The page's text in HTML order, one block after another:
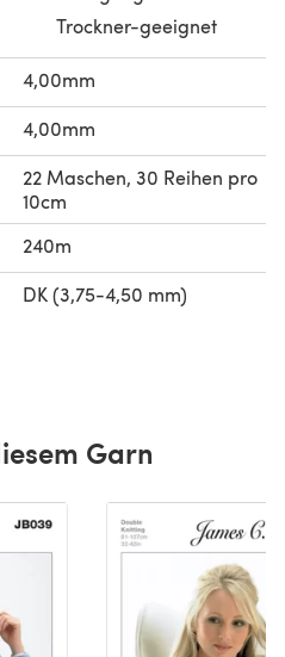
Trockner-geeignet
4,00mm
4,00mm
22 Maschen, 30 Reihen pro
10cm
240m
DK (3,75-4,50 mm)
Garn